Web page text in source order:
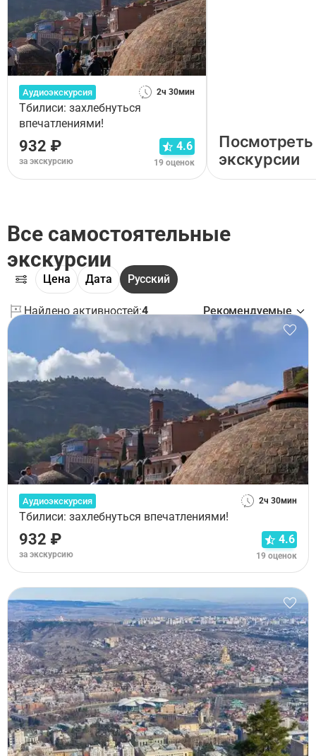
Аудиоэкскурсия 2ч 30мин
Тбилиси: захлебнуться
впечатлениями!
932 ₽
за экскурсию
4.6
19 оценок
Посмотреть
экскурсии
Все самостоятельные
экскурсии
Цена Дата Русский
Найдено активностей:4 Рекомендуемые
Аудиоэкскурсия 2ч 30мин
Тбилиси: захлебнуться впечатлениями!
932 ₽
за экскурсию
4.6
19 оценок